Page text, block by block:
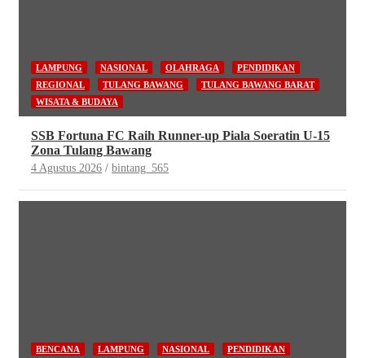
LAMPUNG NASIONAL OLAHRAGA
PENDIDIKAN
REGIONAL
TULANG BAWANG
TULANG BAWANG BARAT
WISATA & BUDAYA
SSB Fortuna FC Raih Runner-up Piala Soeratin U-15
Zona Tulang Bawang
4 Agustus 2026 bintang_565
BENCANA LAMPUNG NASIONAL
PENDIDIKAN